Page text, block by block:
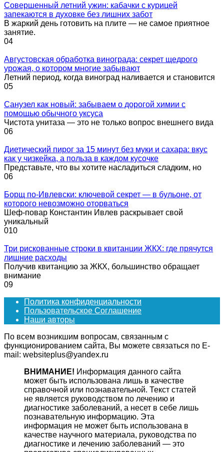
Совершенный летний ужин: кабачки с курицей
запекаются в духовке без лишних забот
В жаркий день готовить на плите — не самое приятное
занятие.
04
Августовская обработка винограда: секрет щедрого
урожая, о котором многие забывают
Летний период, когда виноград наливается и становится
05
Санузел как новый: забываем о дорогой химии с
помощью обычного уксуса
Чистота унитаза — это не только вопрос внешнего вида
06
Диетический пирог за 15 минут без муки и сахара: вкус
как у чизкейка, а польза в каждом кусочке
Представьте, что вы хотите насладиться сладким, но
06
Борщ по-Ивлевски: ключевой секрет — в бульоне, от
которого невозможно оторваться
Шеф-повар Константин Ивлев раскрывает свой
уникальный
010
Три рискованные строки в квитанции ЖКХ: где прячутся
лишние расходы
Получив квитанцию за ЖКХ, большинство обращает
внимание
09
Политика конфиденциальности
Пользовательское Соглашение
Наши авторы
По всем возникшим вопросам, связанным с
функционированием сайта, Вы можете связаться по E-
mail: websiteplus@yandex.ru
ВНИМАНИЕ! Информация данного сайта
может быть использована лишь в качестве
справочной или познавательной. Текст статей
не является руководством по лечению и
диагностике заболеваний, а несет в себе лишь
познавательную информацию. Эта
информация не может быть использована в
качестве научного материала, руководства по
диагностике и лечению заболеваний — это